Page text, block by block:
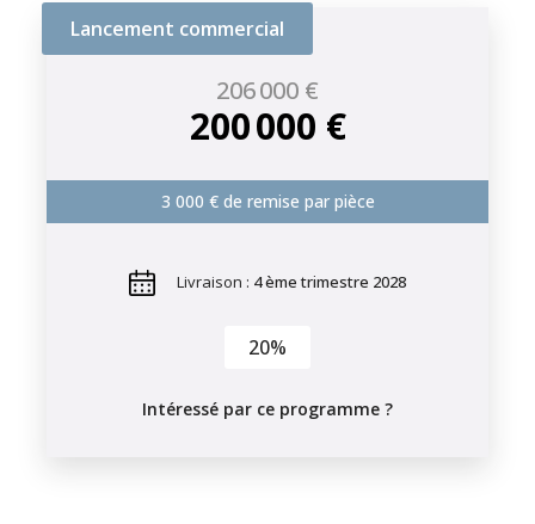
Lancement commercial
206 000 €
200 000 €
3 000 € de remise par pièce
Livraison : 4 ème trimestre 2028
20%
Intéressé par ce programme ?